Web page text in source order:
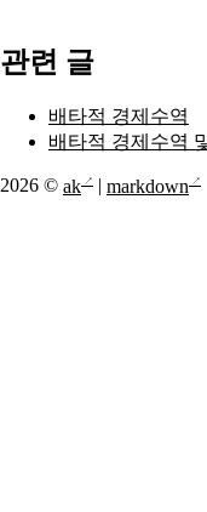
관련 글
배타적 경제수역
배타적 경제수역
2026 © ak markdown